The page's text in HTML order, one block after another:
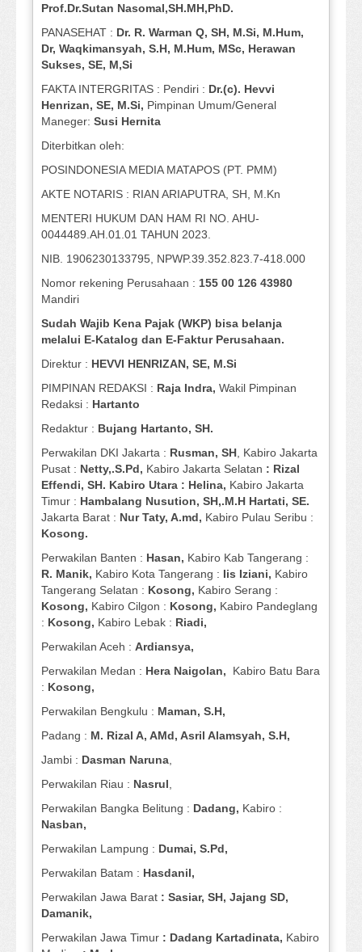
Prof.Dr.Sutan Nasomal,SH.MH,PhD.
PANASEHAT : Dr. R. Warman Q, SH, M.Si, M.Hum,
Dr, Waqkimansyah, S.H, M.Hum, MSc, Herawan
Sukses, SE, M,Si
FAKTA INTERGRITAS : Pendiri : Dr.(c). Hevvi
Henrizan, SE, M.Si, Pimpinan Umum/General
Maneger: Susi Hernita
Diterbitkan oleh:
POSINDONESIA MEDIA MATAPOS (PT. PMM)
AKTE NOTARIS : RIAN ARIAPUTRA, SH, M.Kn
MENTERI HUKUM DAN HAM RI NO. AHU-
0044489.AH.01.01 TAHUN 2023.
NIB. 1906230133795, NPWP.39.352.823.7-418.000
Nomor rekening Perusahaan : 155 00 126 43980
Mandiri
Sudah Wajib Kena Pajak (WKP) bisa belanja
melalui E-Katalog dan E-Faktur Perusahaan.
Direktur : HEVVI HENRIZAN, SE, M.Si
PIMPINAN REDAKSI : Raja Indra, Wakil Pimpinan
Redaksi : Hartanto
Redaktur : Bujang Hartanto, SH.
Perwakilan DKI Jakarta : Rusman, SH, Kabiro Jakarta
Pusat : Netty,.S.Pd, Kabiro Jakarta Selatan : Rizal
Effendi, SH. Kabiro Utara : Helina, Kabiro Jakarta
Timur : Hambalang Nusution, SH,.M.H Hartati, SE.
Jakarta Barat : Nur Taty, A.md, Kabiro Pulau Seribu :
Kosong.
Perwakilan Banten : Hasan, Kabiro Kab Tangerang :
R. Manik, Kabiro Kota Tangerang : Iis Iziani, Kabiro
Tangerang Selatan : Kosong, Kabiro Serang :
Kosong, Kabiro Cilgon : Kosong, Kabiro Pandeglang
: Kosong, Kabiro Lebak : Riadi,
Perwakilan Aceh : Ardiansya,
Perwakilan Medan : Hera Naigolan, Kabiro Batu Bara
: Kosong,
Perwakilan Bengkulu : Maman, S.H,
Padang : M. Rizal A, AMd, Asril Alamsyah, S.H,
Jambi : Dasman Naruna,
Perwakilan Riau : Nasrul,
Perwakilan Bangka Belitung : Dadang, Kabiro :
Nasban,
Perwakilan Lampung : Dumai, S.Pd,
Perwakilan Batam : Hasdanil,
Perwakilan Jawa Barat : Sasiar, SH, Jajang SD,
Damanik,
Perwakilan Jawa Timur : Dadang Kartadinata, Kabiro